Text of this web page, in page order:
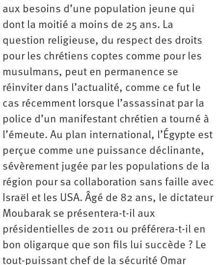
aux besoins d’une population jeune qui
dont la moitié a moins de 25 ans. La
question religieuse, du respect des droits
pour les chrétiens coptes comme pour les
musulmans, peut en permanence se
réinviter dans l’actualité, comme ce fut le
cas récemment lorsque l’assassinat par la
police d’un manifestant chrétien a tourné à
l’émeute. Au plan international, l’Égypte est
perçue comme une puissance déclinante,
sévèrement jugée par les populations de la
région pour sa collaboration sans faille avec
Israël et les USA. Âgé de 82 ans, le dictateur
Moubarak se présentera-t-il aux
présidentielles de 2011 ou préférera-t-il en
bon oligarque que son fils lui succède ? Le
tout-puissant chef de la sécurité Omar